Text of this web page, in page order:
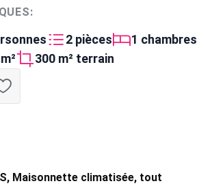
2 pièces
1 chambres
300 m² terrain
Maisonnette climatisée, tout